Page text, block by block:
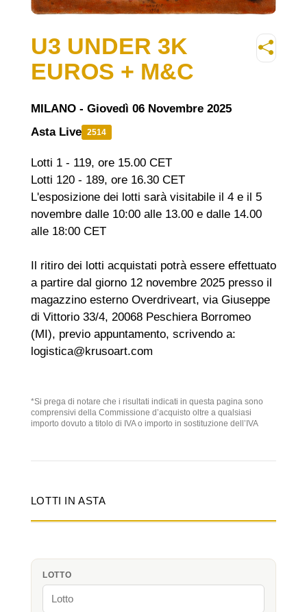
U3 UNDER 3K
EUROS + M&C
MILANO - Giovedì 06 Novembre 2025
Asta Live 2514
Lotti 1 - 119, ore 15.00 CET
Lotti 120 - 189, ore 16.30 CET
L'esposizione dei lotti sarà visitabile il 4 e il 5
novembre dalle 10:00 alle 13.00 e dalle 14.00
alle 18:00 CET
Il ritiro dei lotti acquistati potrà essere effettuato
a partire dal giorno 12 novembre 2025 presso il
magazzino esterno Overdriveart, via Giuseppe
di Vittorio 33/4, 20068 Peschiera Borromeo
(MI), previo appuntamento, scrivendo a:
logistica@krusoart.com
*Si prega di notare che i risultati indicati in questa pagina sono
comprensivi della Commissione d’acquisto oltre a qualsiasi
importo dovuto a titolo di IVA o importo in sostituzione dell’IVA
LOTTI IN ASTA
LOTTO